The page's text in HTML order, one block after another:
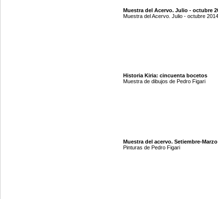
Muestra del Acervo. Julio - octubre
Muestra del Acervo. Julio - octubre 2014
Historia Kiria: cincuenta bocetos
Muestra de dibujos de Pedro Figari
Muestra del acervo. Setiembre-Marzo
Pinturas de Pedro Figari